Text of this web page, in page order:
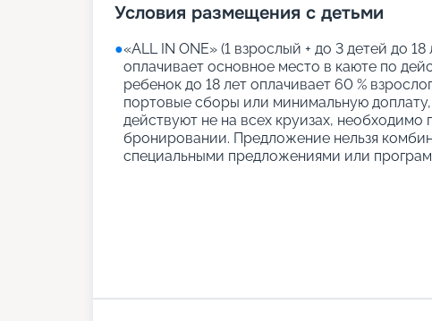
Условия размещения с детьми
●«АLL IN ONE» (1 взрослый + до 3 детей до
оплачивает основное место в каюте по
ребенок до 18 лет оплачивает 60 %
портовые сборы или минимальную
действуют не на всех круизах, необходимо
бронировании. Предложение нельзя
специальными предложениями или